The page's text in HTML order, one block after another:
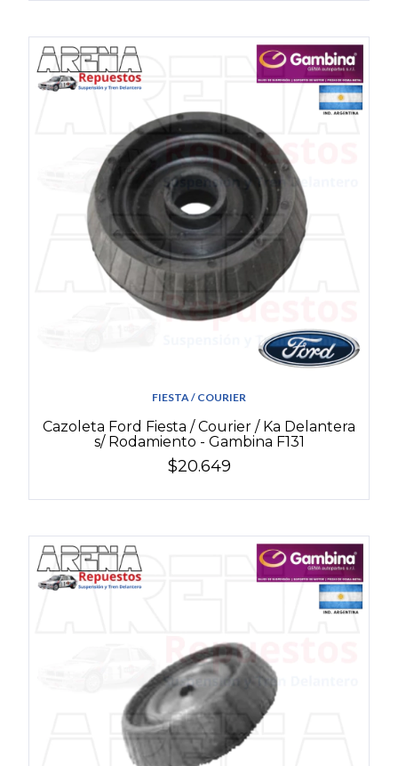
FIESTA / COURIER
Cazoleta Ford Fiesta / Courier / Ka Delantera
s/ Rodamiento - Gambina F131
$20.649